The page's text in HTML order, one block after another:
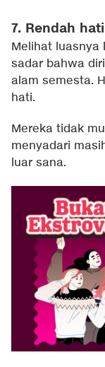
7. Rendah
Melihat luasnya
sadar bahwa
alam semesta.
hati.
Mereka tidak
menyadari
luar sana.